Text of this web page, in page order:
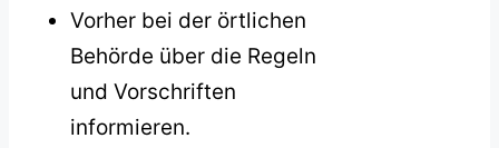
Vorher bei der örtlichen
Behörde über die Regeln
und Vorschriften
informieren.